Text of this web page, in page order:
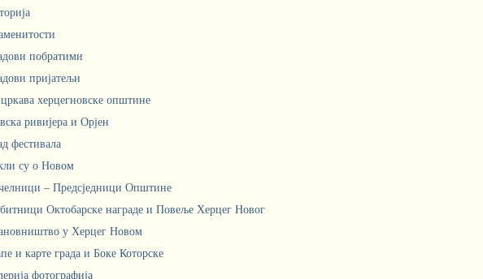
побратими
пријатељи
херцегновске општине
ривијера и Орјен
фестивала
су о Новом
– Предсједници Општине
Октобарске награде и Повеље Херцег Новог
у Херцег Новом
и карте града и Боке Которске
фотографија